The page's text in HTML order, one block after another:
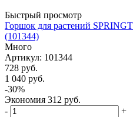
Быстрый просмотр
Горшок для растений
(101344)
Много
Артикул: 101344
728 руб.
1 040 руб.
-30%
Экономия 312 руб.
-
+